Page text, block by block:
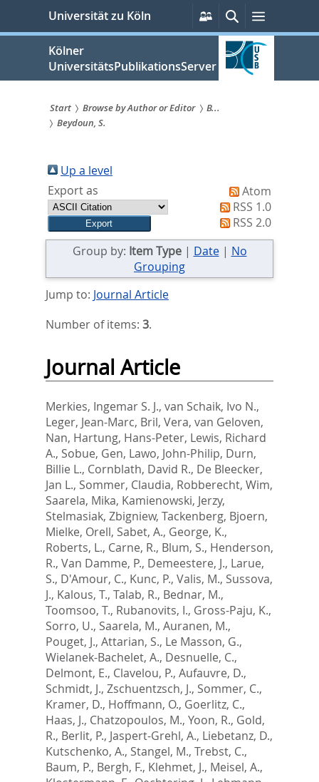
springen
Universität zu Köln
Persönliche
Services
SucheMenü
Kölner
UniversitätsPublikationsServer
Sie
sind
hier:
Start Browse by Author or Editor
B...
Beydoun, S.
Up a level
Export as
Atom
RSS 1.0
RSS 2.0
Group by: Item Type| Date| No
Grouping
Jump to: Journal Article
Number of items: 3.
Journal Article
Merkies, Ingemar S. J., van Schaik, Ivo N.,
Leger, Jean-Marc, Bril, Vera, van Geloven,
Nan, Hartung, Hans-Peter, Lewis, Richard
A., Sobue, Gen, Lawo, John-Philip, Durn,
Billie L., Cornblath, David R., De Bleecker,
Jan L., Sommer, Claudia, Robberecht, Wim,
Saarela, Mika, Kamienowski, Jerzy,
Stelmasiak, Zbigniew, Tackenberg, Bjoern,
Mielke, Orell, Sabet, A., George, K.,
Roberts, L., Carne, R., Blum, S., Henderson,
R., Van Damme, P., Demeestere, J., Larue,
S., D'Amour, C., Kunc, P., Valis, M., Sussova,
J., Kalous, T., Talab, R., Bednar, M.,
Toomsoo, T., Rubanovits, I., Gross-Paju, K.,
Sorro, U., Saarela, M., Auranen, M.,
Pouget, J., Attarian, S., Le Masson, G.,
Wielanek-Bachelet, A., Desnuelle, C.,
Delmont, E., Clavelou, P., Aufauvre, D.,
Schmidt, J., Zschuentzsch, J., Sommer, C.,
Kramer, D., Hoffmann, O., Goerlitz, C.,
Haas, J., Chatzopoulos, M., Yoon, R., Gold,
R., Berlit, P., Jaspert-Grehl, A., Liebetanz, D.,
Kutschenko, A., Stangel, M., Trebst, C.,
Baum, P., Bergh, F., Klehmet, J., Meisel, A.,